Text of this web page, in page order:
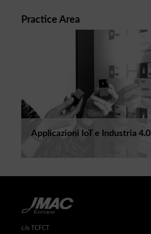
Practice Area
Applicazioni IoT e Industria 4.0
c/o TCFCT